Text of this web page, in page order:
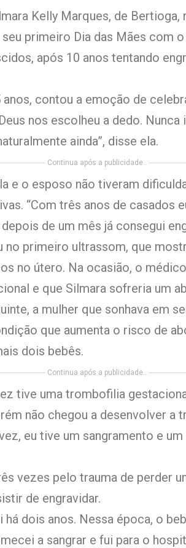
Kelly Marques, de Bertioga,
primeiro Dia das Mães com
após 10 anos tentando
anos, contou a emoção de
nos escolheu a dedo.
ainda”, disse ela.
Continua após a publicidade..
e o esposo não tiveram
“Com três anos de casados
de um mês já consegui
no primeiro ultrassom, que
no útero. Na ocasião, o
e que Silmara sofreria um
a mulher que sonhava em
que aumenta o risco de
dois bebês.
Continua após a publicidade..
tive uma trombofilia
não chegou a desenvolver a
eu tive um sangramento e
vezes pelo trauma de perder
de engravidar.
dois anos. Nessa época, o
a sangrar e fui para o